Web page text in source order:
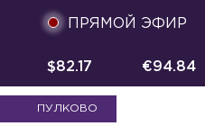
ПРЯМОЙ ЭФИР
$82.17 €94.84
ПУЛКОВО